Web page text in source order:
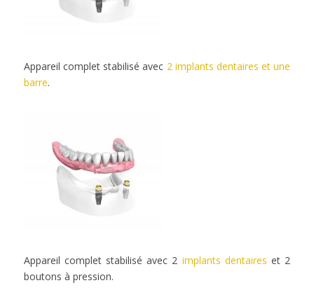
Appareil complet stabilisé avec 2 implants dentaires et une
barre.
Appareil complet stabilisé avec 2 implants dentaires et 2
boutons à pression.